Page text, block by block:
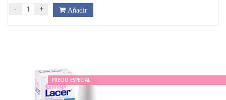
- + Añadir
PRECIO ESPECIAL